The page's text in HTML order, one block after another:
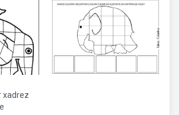
xadrez